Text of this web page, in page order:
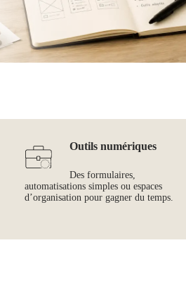
Outils numériques
Des formulaires,
automatisations simples ou espaces
d’organisation pour gagner du temps.